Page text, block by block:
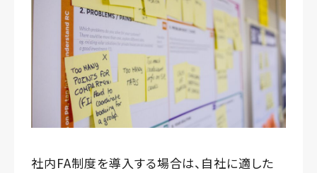
社内FA制度を導入する場合は、自社に適した